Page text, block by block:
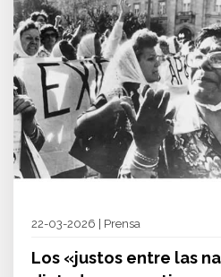
22-03-2026 | Prensa
Los «justos entre las